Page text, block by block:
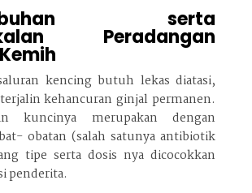
serta
Peradangan
kencing butuh lekas diatasi,
kehancuran ginjal permanen.
kuncinya merupakan dengan
obatan (salah satunya antibiotik
tipe serta dosis nya dicocokkan
penderita.